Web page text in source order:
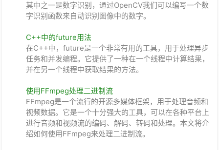
其中之一是数字识别，通过OpenCV我们可以编写一个数
字识别函数来自动识别图像中的数字。
C++中的future用法
在C++中，future是一个非常有用的工具，用于处理异步
任务和并发编程。它提供了一种在一个线程中计算结果，
并在另一个线程中获取结果的方法。
使用FFmpeg处理二进制流
FFmpeg是一个流行的开源多媒体框架，用于处理音频和
视频数据。它是一个十分强大的工具，可以在各种平台上
进行音频和视频流的编码、解码、转码和处理。本文将介
绍如何使用FFmpeg来处理二进制流。